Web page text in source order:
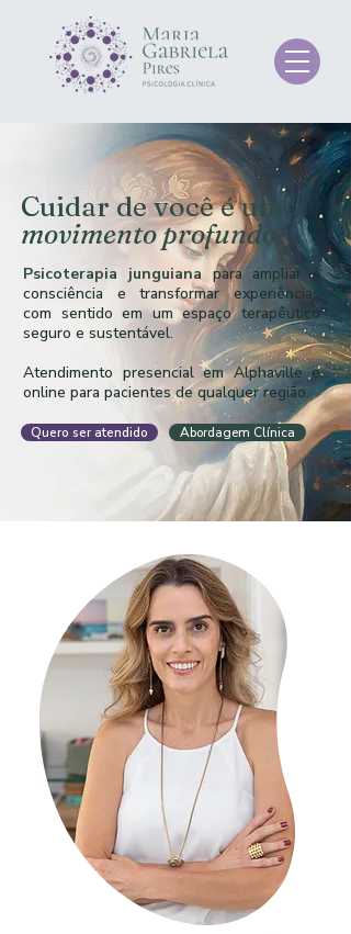
Cuidar de você é um
movimento profundo
Psicoterapia junguiana para ampliar a
consciência e transformar experiências
com sentido em um espaço terapêutico
seguro e sustentável.
Atendimento presencial em Alphaville e
online para pacientes de qualquer região.
Quero ser atendido Abordagem Clínica